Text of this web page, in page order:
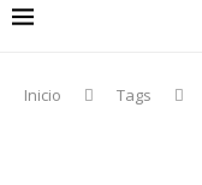
Inicio Tags